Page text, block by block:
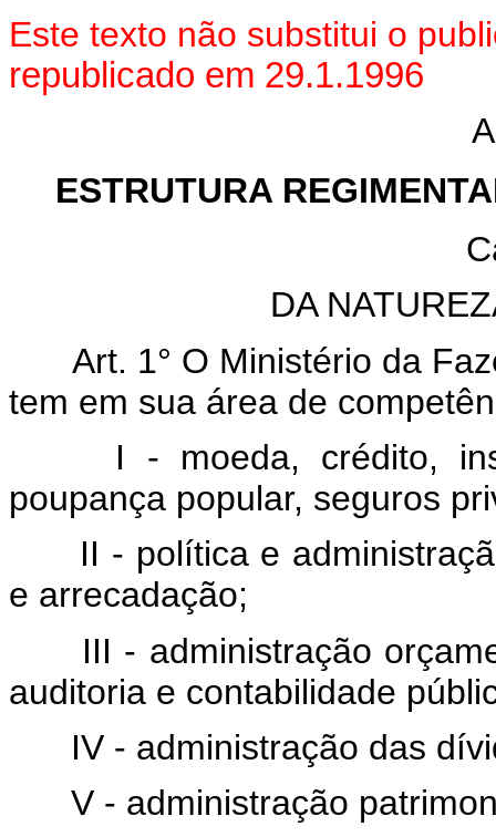
Este texto não substitui o
republicado em 29.1.1996
ESTRUTURA
DA
Art. 1° O Ministério da
tem em sua área de
I - moeda, crédito,
poupança popular, seguros
II - política e
e arrecadação;
III - administração
auditoria e contabilidade
IV - administração das
V - administração